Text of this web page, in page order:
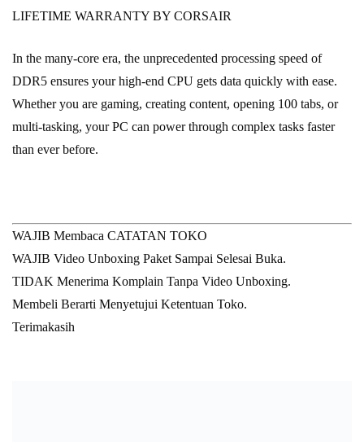
LIFETIME WARRANTY BY CORSAIR
In the many-core era, the unprecedented processing speed of
DDR5 ensures your high-end CPU gets data quickly with ease.
Whether you are gaming, creating content, opening 100 tabs, or
multi-tasking, your PC can power through complex tasks faster
than ever before.
WAJIB Membaca CATATAN TOKO
WAJIB Video Unboxing Paket Sampai Selesai Buka.
TIDAK Menerima Komplain Tanpa Video Unboxing.
Membeli Berarti Menyetujui Ketentuan Toko.
Terimakasih